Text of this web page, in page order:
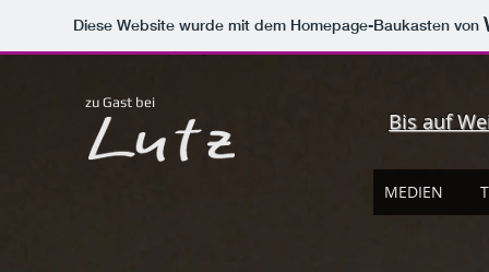
Diese Website wurde mit dem Homepage-Baukasten von
was tun am wochenende stuttgartlecker essen stuttgart
zu Gast bei
Bis auf
MEDIEN